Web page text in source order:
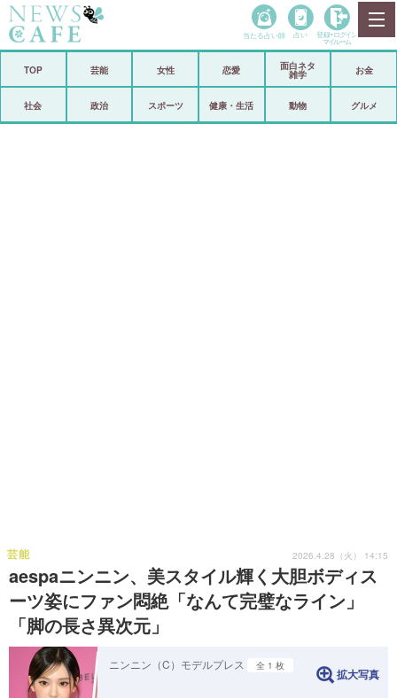
政治
当たる占い師 占い 登録• ログイン
マイルーム
TOP 芸能 女性 恋愛
面白ネタ
雑学
お金
社会 政治 スポーツ 健康・生活 動物 グルメ
aespaニンニン、美スタイル輝く大胆ボディス
ーツ姿にファン悶絶「なんて完璧なライン」
「脚の長さ異次元」
芸能 2026.4.28（火） 14:15
ニンニン（C）モデルプレス 全 1 枚
拡大写真